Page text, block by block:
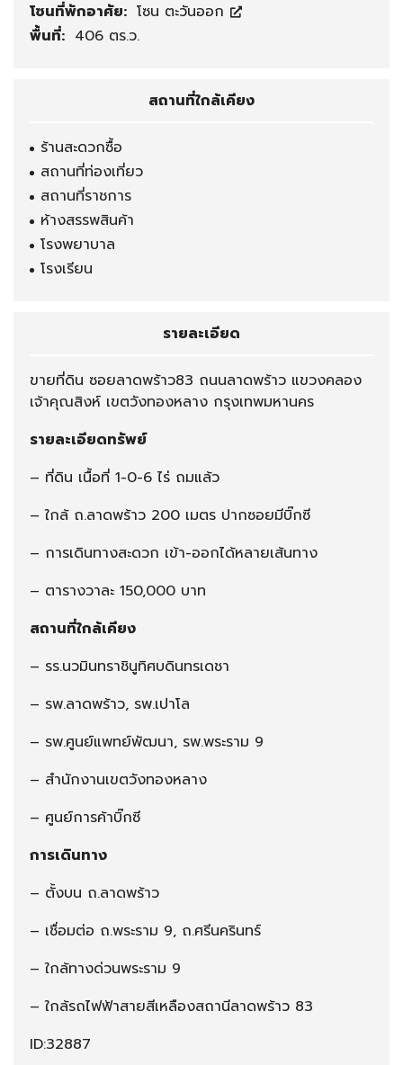
โซนที่พักอาศัย: โซน ตะวันออก
พื้นที่: 406 ตร.ว.
สถานที่ใกล้เคียง
ร้านสะดวกซื้อ
สถานที่ท่องเที่ยว
สถานที่ราชการ
ห้างสรรพสินค้า
โรงพยาบาล
โรงเรียน
รายละเอียด
ขายที่ดิน ซอยลาดพร้าว83 ถนนลาดพร้าว แขวงคลอง
เจ้าคุณสิงห์ เขตวังทองหลาง กรุงเทพมหานคร
รายละเอียดทรัพย์
– ที่ดิน เนื้อที่ 1-0-6 ไร่ ถมแล้ว
– ใกล้ ถ.ลาดพร้าว 200 เมตร ปากซอยมีบิ๊กซี
– การเดินทางสะดวก เข้า-ออกได้หลายเส้นทาง
– ตารางวาละ 150,000 บาท
สถานที่ใกล้เคียง
– รร.นวมินทราชินูทิศบดินทรเดชา
– รพ.ลาดพร้าว, รพ.เปาโล
– รพ.ศูนย์แพทย์พัฒนา, รพ.พระราม 9
– สำนักงานเขตวังทองหลาง
– ศูนย์การค้าบิ๊กซี
การเดินทาง
– ตั้งบน ถ.ลาดพร้าว
– เชื่อมต่อ ถ.พระราม 9, ถ.ศรีนครินทร์
– ใกล้ทางด่วนพระราม 9
– ใกล้รถไฟฟ้าสายสีเหลืองสถานีลาดพร้าว 83
ID:32887